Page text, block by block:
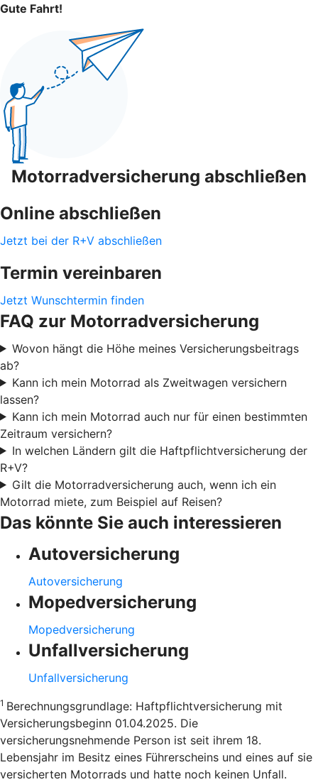
Gute Fahrt!
Motorradversicherung abschließen
Online abschließen
Jetzt bei der R+V abschließen
Termin vereinbaren
Jetzt Wunschtermin finden
FAQ zur Motorradversicherung
Wovon hängt die Höhe meines Versicherungsbeitrags
ab?
Kann ich mein Motorrad als Zweitwagen versichern
lassen?
Kann ich mein Motorrad auch nur für einen bestimmten
Zeitraum versichern?
In welchen Ländern gilt die Haftpflichtversicherung der
R+V?
Gilt die Motorradversicherung auch, wenn ich ein
Motorrad miete, zum Beispiel auf Reisen?
Das könnte Sie auch interessieren
Autoversicherung
Autoversicherung
Mopedversicherung
Mopedversicherung
Unfallversicherung
Unfallversicherung
1 Berechnungsgrundlage: Haftpflichtversicherung mit
Versicherungsbeginn 01.04.2025. Die
versicherungsnehmende Person ist seit ihrem 18.
Lebensjahr im Besitz eines Führerscheins und eines auf sie
versicherten Motorrads und hatte noch keinen Unfall.